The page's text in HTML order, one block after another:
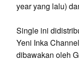
year yang lalu)
Single ini
Yeni Inka
dibawakan oleh